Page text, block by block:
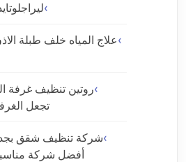
علاج المياه خلف طبلة
روتين تنظيف غرفة
تجعل
شركة تنظيف شقق
أفضل شركة